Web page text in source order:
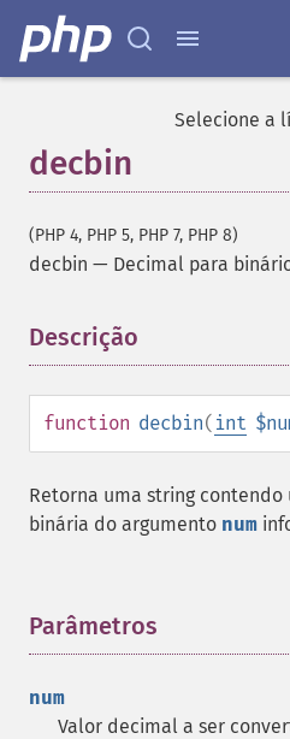
Selecione a
decbin
(PHP 4, PHP 5, PHP 7, PHP 8)
decbin — Decimal para
Descrição
function decbin( int
Retorna uma string
binária do argumento num
Parâmetros
num
Valor decimal a ser